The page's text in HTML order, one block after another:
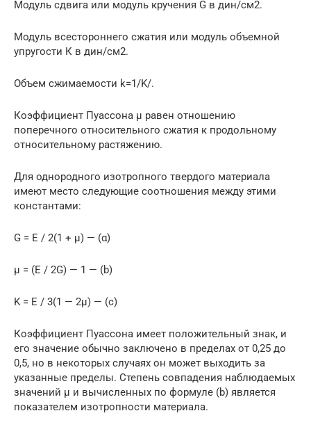
Модуль сдвига или модуль кручения G в дин/см2.
Модуль всестороннего сжатия или модуль объемной
упругости К в дин/см2.
Объем сжимаемости k=1/K/.
Коэффициент Пуассона µ равен отношению
поперечного относительного сжатия к продольному
относительному растяжению.
Для однородного изотропного твердого материала
имеют место следующие соотношения между этими
константами:
G = E / 2(1 + μ) — (α)
μ = (E / 2G) — 1 — (b)
K = E / 3(1 — 2μ) — (c)
Коэффициент Пуассона имеет положительный знак, и
его значение обычно заключено в пределах от 0,25 до
0,5, но в некоторых случаях он может выходить за
указанные пределы. Степень совпадения наблюдаемых
значений µ и вычисленных по формуле (b) является
показателем изотропности материала.